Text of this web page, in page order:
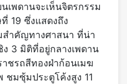
เพดานจะเห็นจิตรกรรม
19 ซึ่งแสดงถึง
สำคัญทางศาสนา ที่น่า
3 มิติที่อยู่กลางเพดาน
ชรถสีทองฝ่าก้อนเมฆ
ชมซุ้มประตูโค้งสูง 11